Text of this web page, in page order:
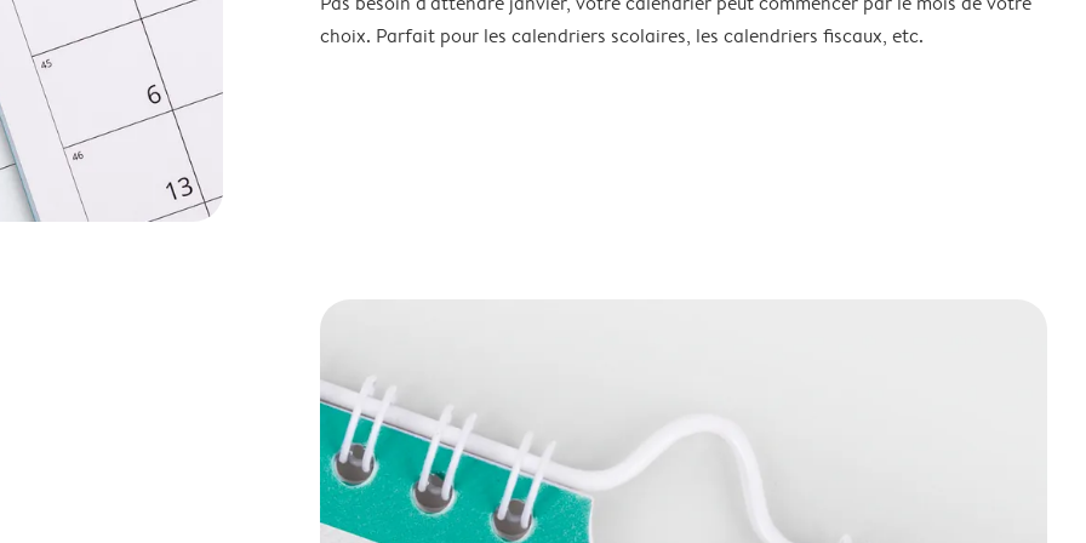
choix. Parfait pour les calendriers scolaires, les calendriers fiscaux, etc.